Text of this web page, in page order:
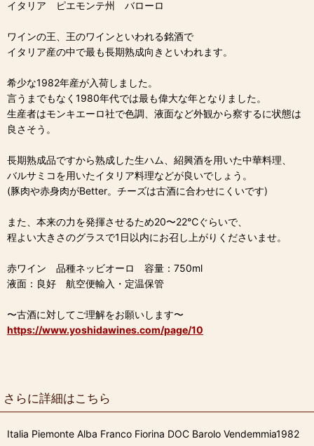
イタリア ピエモンテ州 バローロ
ワインの王、王のワインといわれる銘酒で
イタリア産の中で最も長期熟成向きといわれます。
希少な1982年産が入荷しました。
言うまでもなく1980年代では最も偉大な年となりました。
生産者はモンキエーロ社で色調、液面など外観から察するに状態は
良さそう。
長期熟成品ですから熟成した生ハム、紹興酒を用いた中華料理、
バルサミコを用いたイタリア料理などが良いでしょう。
(豚肉や赤身肉がBetter。チーズは古酒に合わせにくいです)
また、本来の力を発揮させるため20〜22℃ぐらいで、
程よい大きさのグラスで1日以内にお召し上がりくださいませ。
赤ワイン 品種ネッビオーロ 容量：750ml
液面：良好 航空便輸入・定温保管
〜古酒に対してご理解をお願いします〜
https://www.yoshidawines.com/page/10
さらに詳細はこちら
Italia Piemonte Alba Franco Fiorina DOC Barolo Vendemmia1982